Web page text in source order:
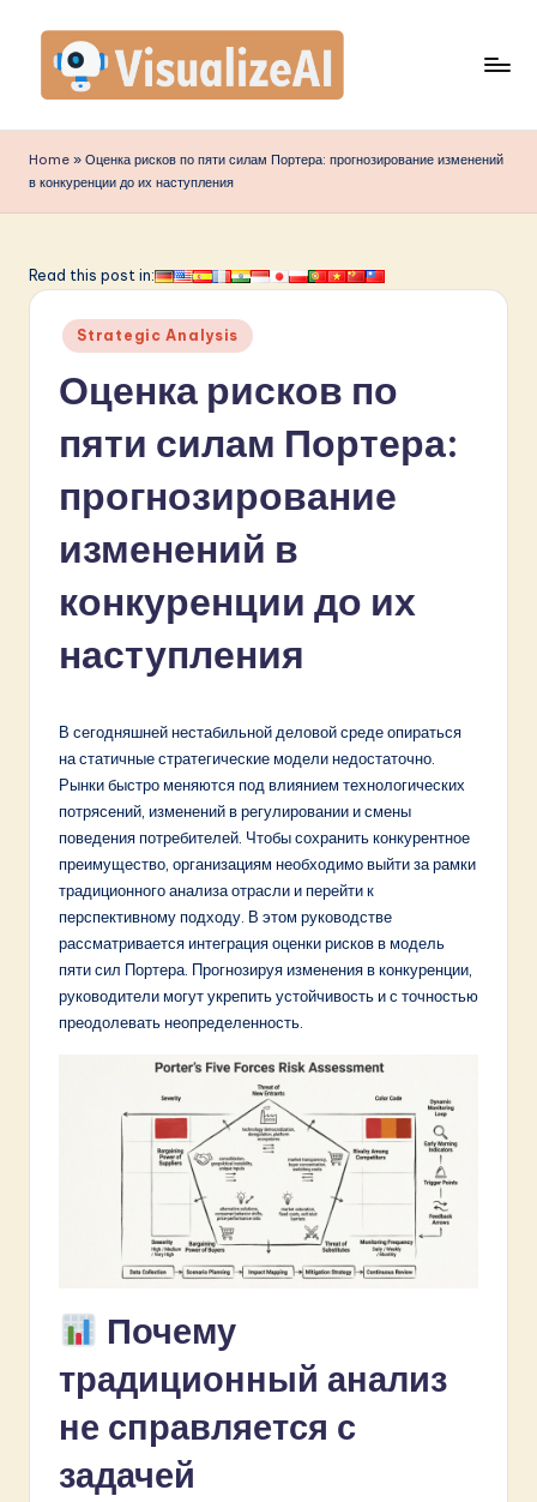
Перейти
содержимому
is
u
li
A
si
L
in
A
w
Home » Оценка рисков по пяти силам Портера: прогнозирование изменений
в конкуренции до их наступления
Read this post in:
Опубликовано
Strategic Analysis
Оценка рисков по
пяти силам Портера:
прогнозирование
изменений в
конкуренции до их
наступления
В сегодняшней нестабильной деловой среде опираться
на статичные стратегические модели недостаточно.
Рынки быстро меняются под влиянием технологических
потрясений, изменений в регулировании и смены
поведения потребителей. Чтобы сохранить конкурентное
преимущество, организациям необходимо выйти за рамки
традиционного анализа отрасли и перейти к
перспективному подходу. В этом руководстве
рассматривается интеграция оценки рисков в модель
пяти сил Портера. Прогнозируя изменения в конкуренции,
руководители могут укрепить устойчивость и с точностью
преодолевать неопределенность.
Почему
традиционный анализ
не справляется с
задачей